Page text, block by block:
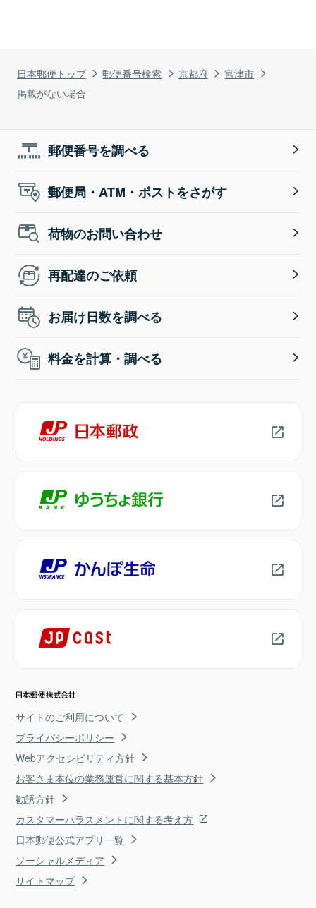
日本郵便トップ 郵便番号検索 京都府
宮津市
掲載がない場合
郵便番号を調べる
郵便局・ATM・ポストをさがす
荷物のお問い合わせ
再配達のご依頼
お届け日数を調べる
料金を計算・調べる
サイトのご利用について
プライバシーポリシー
Webアクセシビリティ方針
お客さま本位の業務運営に関する基本方針
勧誘方針
カスタマーハラスメントに関する考え方
日本郵便公式アプリ一覧
ソーシャルメディア
サイトマップ